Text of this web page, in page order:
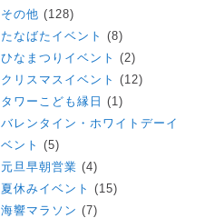
その他 (128)
たなばたイベント (8)
ひなまつりイベント (2)
クリスマスイベント (12)
タワーこども縁日 (1)
バレンタイン・ホワイトデーイ
ベント (5)
元旦早朝営業 (4)
夏休みイベント (15)
海響マラソン (7)